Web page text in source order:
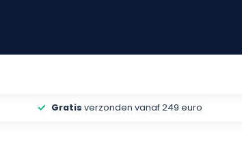
Gratis verzonden vanaf 249 euro